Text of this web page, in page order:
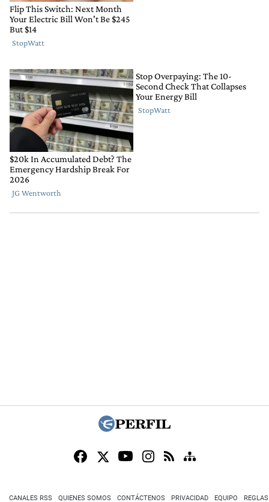
CANALES RSS QUIENES SOMOS CONTÁCTENOS PRIVACIDAD EQUIPO